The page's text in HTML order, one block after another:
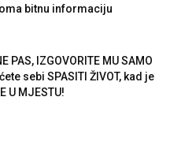
bitnu informaciju
PAS, IZGOVORITE MU SAMO
sebi SPASITI ŽIVOT, kad je
U MJESTU!